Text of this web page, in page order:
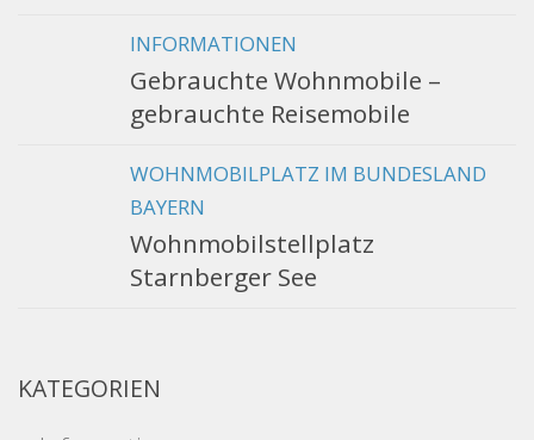
INFORMATIONEN
Gebrauchte Wohnmobile –
gebrauchte Reisemobile
WOHNMOBILPLATZ IM BUNDESLAND
BAYERN
Wohnmobilstellplatz
Starnberger See
KATEGORIEN